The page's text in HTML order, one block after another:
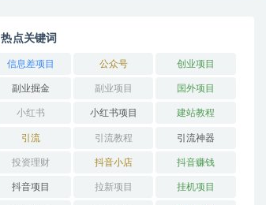
热点关键词
信息差项目 公众号 创业项目
副业掘金 副业项目 国外项目
小红书 小红书项目 建站教程
引流 引流教程 引流神器
投资理财 抖音小店 抖音赚钱
抖音项目 拉新项目 挂机项目